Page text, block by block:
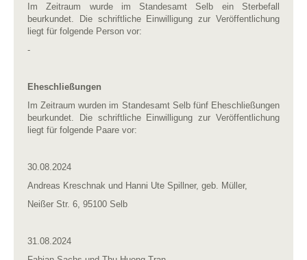
Im Zeitraum wurde im Standesamt Selb ein Sterbefall
beurkundet. Die schriftliche Einwilligung zur Veröffentlichung
liegt für folgende Person vor:
-
Eheschließungen
Im Zeitraum wurden im Standesamt Selb fünf Eheschließungen
beurkundet. Die schriftliche Einwilligung zur Veröffentlichung
liegt für folgende Paare vor:
30.08.2024
Andreas Kreschnak und Hanni Ute Spillner, geb. Müller,
Neißer Str. 6, 95100 Selb
31.08.2024